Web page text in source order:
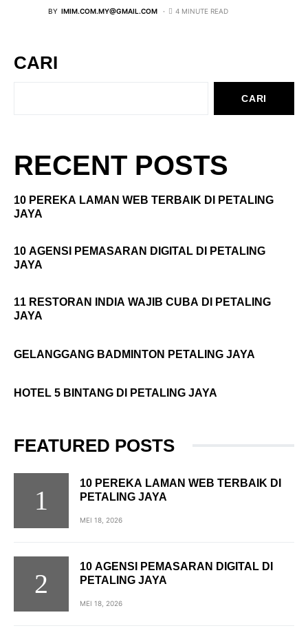
BY IMIM.COM.MY@GMAIL.COM 4 MINUTE READ
CARI
CARI
RECENT POSTS
10 PEREKA LAMAN WEB TERBAIK DI PETALING
JAYA
10 AGENSI PEMASARAN DIGITAL DI PETALING
JAYA
11 RESTORAN INDIA WAJIB CUBA DI PETALING
JAYA
GELANGGANG BADMINTON PETALING JAYA
HOTEL 5 BINTANG DI PETALING JAYA
FEATURED POSTS
10 PEREKA LAMAN WEB TERBAIK DI
PETALING JAYA
MEI 18, 2026
10 AGENSI PEMASARAN DIGITAL DI
PETALING JAYA
MEI 18, 2026